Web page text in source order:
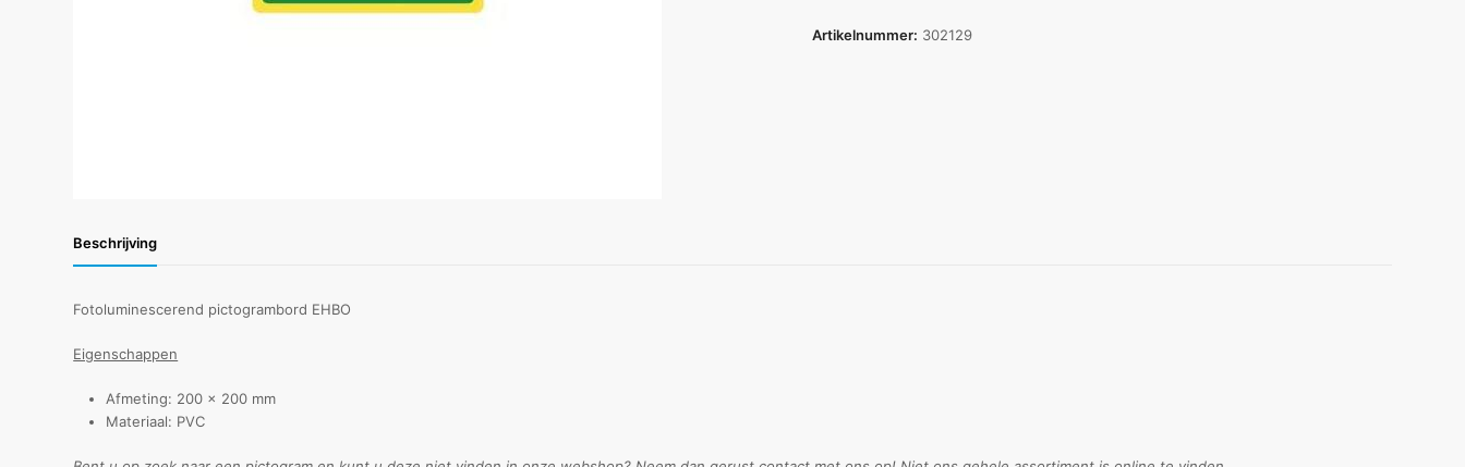
Artikelnummer: 302129
Beschrijving
Fotoluminescerend pictogrambord EHBO
Eigenschappen
Afmeting: 200 x 200 mm
Materiaal: PVC